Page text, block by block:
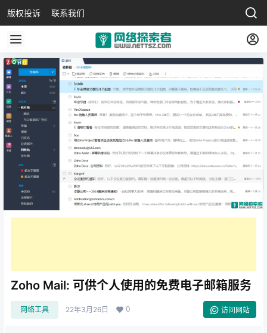
版权投诉 联系我们
Zoho Mail: 可供个人使用的免费电子邮箱服务
网络工具 22年3月26日 0 访问网站